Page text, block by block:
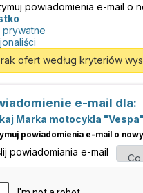
powiadomienia e-mail o
prywatne
ofert według kryteriów
e-mail dla:
Marka motocykla "Vespa"
powiadomienia e-mail o
powiadomiania e-mail